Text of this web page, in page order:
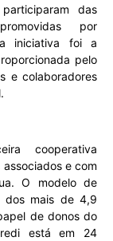
das
por
iniciativa foi a
pelo
e colaboradores
cooperativa
e com
O modelo de
dos mais de 4,9
de donos do
está em 24